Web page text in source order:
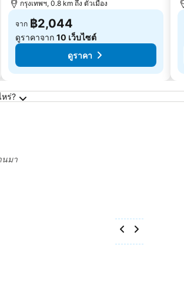
กรุงเทพฯ, 0.8 km ถึง ตัวเมือง
จาก ฿2,044
ดูราคาจาก 10 เว็บไซต์
ดูราคา
ร่?
นมา